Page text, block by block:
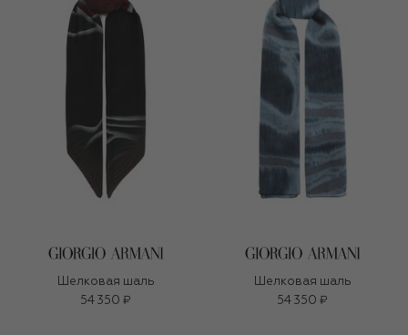
Шелковая шаль
54 350 ₽
Шелковая шаль
54 350 ₽